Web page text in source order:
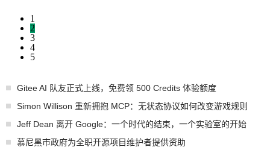
1
2
3
4
5
Gitee AI 队友正式上线，免费领 500 Credits 体验额度
Simon Willison 重新拥抱 MCP：无状态协议如何改变游戏规则
Jeff Dean 离开 Google：一个时代的结束，一个实验室的开始
慕尼黑市政府为全职开源项目维护者提供资助